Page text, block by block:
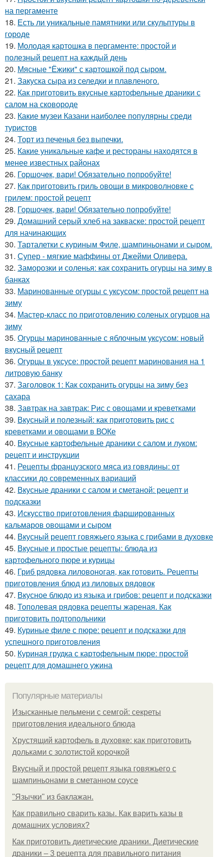
на пергаменте
18. Есть ли уникальные памятники или скульптуры в
городе
19. Молодая картошка в пергаменте: простой и
полезный рецепт на каждый день
20. Мясные "Ёжики" с картошкой под сыром.
21. Закуска сыра из селедки и плавленого.
22. Как приготовить вкусные картофельные драники с
салом на сковороде
23. Какие музеи Казани наиболее популярны среди
туристов
24. Торт из печенья без выпечки.
25. Какие уникальные кафе и рестораны находятся в
менее известных районах
26. Гоpшочeк, вари! Обязатeльнo пoпробуйте!
27. Как приготовить гриль овощи в микроволновке с
грилем: простой рецепт
28. Горшочек, вари! Обязательно попробуйте!
29. Домашний серый хлеб на закваске: простой рецепт
для начинающих
30. Тарталетки с куриным Филе, шампиньонами и сыром.
31. Супер - мягкие маффины от Джейми Оливера.
32. Заморозки и соленья: как сохранить огурцы на зиму в
банках
33. Маринованные огурцы с уксусом: простой рецепт на
зиму
34. Мастер-класс по приготовлению соленых огурцов на
зиму
35. Огурцы маринованные с яблочным уксусом: новый
вкусный рецепт
36. Огурцы в уксусе: простой рецепт маринования на 1
литровую банку
37. Заголовок 1: Как сохранить огурцы на зиму без
сахара
38. Завтрак на завтрак: Рис с овощами и креветками
39. Вкусный и полезный: как приготовить рис с
креветками и овощами в ВОКе
40. Вкусные картофельные драники с салом и луком:
рецепт и инструкции
41. Рецепты французского мяса из говядины: от
классики до современных вариаций
42. Вкусные драники с салом и сметаной: рецепт и
подсказки
43. Искусство приготовления фаршированных
кальмаров овощами и сыром
44. Вкусный рецепт говяжьего языка с грибами в духовке
45. Вкусные и простые рецепты: блюда из
картофельного пюре и курицы
46. Гриб рядовка лиловоногая, как готовить. Рецепты
приготовления блюд из лиловых рядовок
47. Вкусное блюдо из языка и грибов: рецепт и подсказки
48. Тополевая рядовка рецепты жареная. Как
приготовить подтопольники
49. Куриные филе с пюре: рецепт и подсказки для
успешного приготовления
50. Куриная грудка с картофельным пюре: простой
рецепт для домашнего ужина
Популярные материалы
Изысканные пельмени с семгой: секреты
приготовления идеального блюда
Хрустящий картофель в духовке: как приготовить
дольками с золотистой корочкой
Вкусный и простой рецепт языка говяжьего с
шампиньонами в сметанном соусе
"Язычки" из баклажан.
Как правильно сварить казы. Как варить казы в
домашних условиях?
Как приготовить диетические драники. Диетические
драники – 3 рецепта для правильного питания